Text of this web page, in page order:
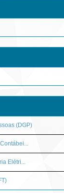
(DGP)
Elétri...